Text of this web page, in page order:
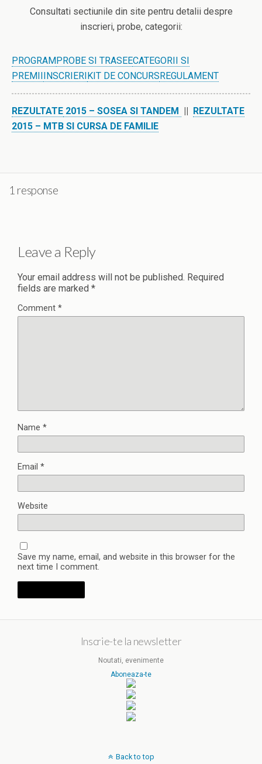
Consultati sectiunile din site pentru detalii despre
inscrieri, probe, categorii:
PROGRAMPROBE SI TRASEECATEGORII SI
PREMIIINSCRIERIKIT DE CONCURSREGULAMENT
REZULTATE 2015 – SOSEA SI TANDEM || REZULTATE
2015 – MTB SI CURSA DE FAMILIE
1 response
Leave a Reply
Your email address will not be published. Required
fields are marked *
Comment *
Name *
Email *
Website
Save my name, email, and website in this browser for the
next time I comment.
Inscrie-te la newsletter
Noutati, evenimente
Aboneaza-te
Back to top